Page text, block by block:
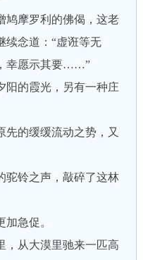
摩罗利的佛偈，这老
续念道：“虚诳等无
幸愿示其要……”
的霞光，另有一种庄
的缓缓流动之势，又
铃之声，敲碎了这林
急促。
从大漠里驰来一匹高